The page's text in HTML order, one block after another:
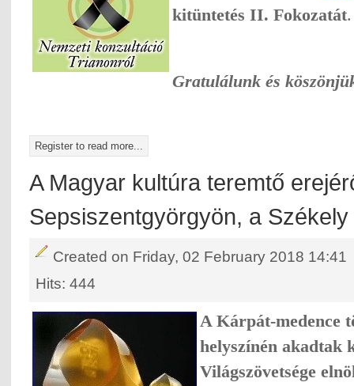
kitüntetés II. Fokozatát.
Gratulálunk és
Register to read more...
A Magyar kultúra teremtő
Sepsiszentgyörgyön, a
Created on Friday, 02 February 2018 14:41
Hits: 444
A Kárpát-medence
helyszínén akadtak
Világszövetsége